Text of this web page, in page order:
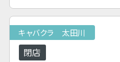
キャバクラ 太田川
閉店